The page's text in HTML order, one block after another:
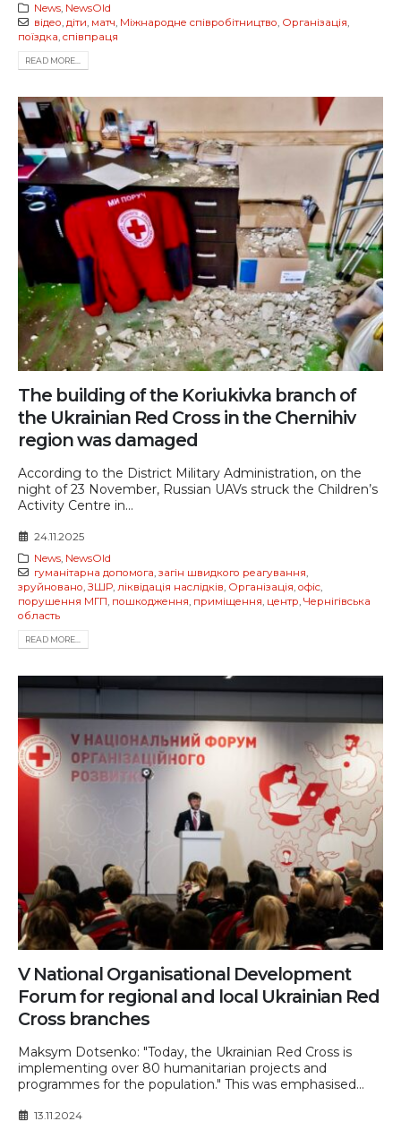
News, NewsOld
відео діти матч Міжнародне співробітництво Організація
поїздка співпраця
READ MORE...
The building of the Koriukivka branch of
the Ukrainian Red Cross in the Chernihiv
region was damaged
According to the District Military Administration, on the
night of 23 November, Russian UAVs struck the Children’s
Activity Centre in...
24.11.2025
News, NewsOld
гуманітарна допомога, загін швидкого реагування,
зруйновано, ЗШР, ліквідація наслідків, Організація, офіс,
порушення МГП, пошкодження, приміщення, центр, Чернігівська
область
READ MORE...
V National Organisational Development
Forum for regional and local Ukrainian Red
Cross branches
Maksym Dotsenko: "Today, the Ukrainian Red Cross is
implementing over 80 humanitarian projects and
programmes for the population." This was emphasised...
13.11.2024